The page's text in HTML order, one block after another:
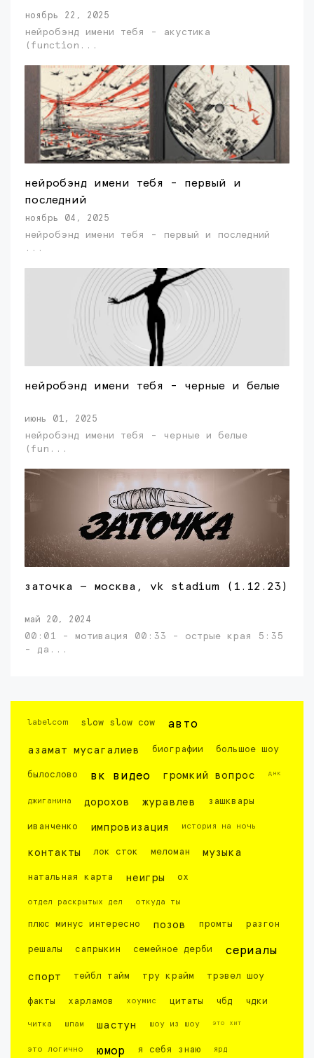
ноябрь 22, 2025
нейробэнд имени тебя - акустика
(function...
нейробэнд имени тебя - первый и
последний
ноябрь 04, 2025
нейробэнд имени тебя - первый и последний
...
нейробэнд имени тебя - черные и белые
июнь 01, 2025
нейробэнд имени тебя - черные и белые
(fun...
заточка — москва, vk stadium (1.12.23)
май 20, 2024
00:01 - мотивация 00:33 - острые края 5:35
- да...
labelcom slow slow cow авто
азамат мусагалиев биографии большое шоу
былослово вк видео громкий вопрос днк
джиганина дорохов журавлев зашквары
иванченко импровизация история на ночь
контакты лок сток меломан музыка
натальная карта неигры ох
отдел раскрытых дел откуда ты
плюс минус интересно позов промты разгон
решалы сапрыкин семейное дерби сериалы
спорт тейбл тайм тру крайм трэвел шоу
факты харламов хоумис цитаты чбд чдки
читка шпам шастун шоу из шоу это хит
это логично юмор я себя знаю ярд